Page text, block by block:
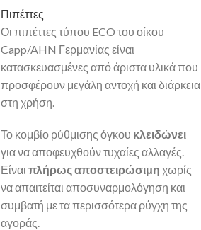
Πιπέττες
Οι πιπέττες τύπου ECO του οίκου
Capp/AHN Γερμανίας είναι
κατασκευασμένες από άριστα υλικά που
προσφέρουν μεγάλη αντοχή και διάρκεια
στη χρήση.
Το κομβίο ρύθμισης όγκου κλειδώνει
για να αποφευχθούν τυχαίες αλλαγές.
Είναι πλήρως αποστειρώσιμη χωρίς
να απαιτείται αποσυναρμολόγηση και
συμβατή με τα περισσότερα ρύγχη της
αγοράς.